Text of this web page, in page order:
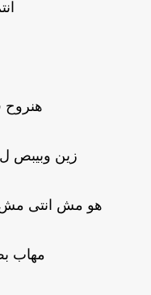
هنروح
زين وبيبص ل
هو مش انتى مش
مهاب بص